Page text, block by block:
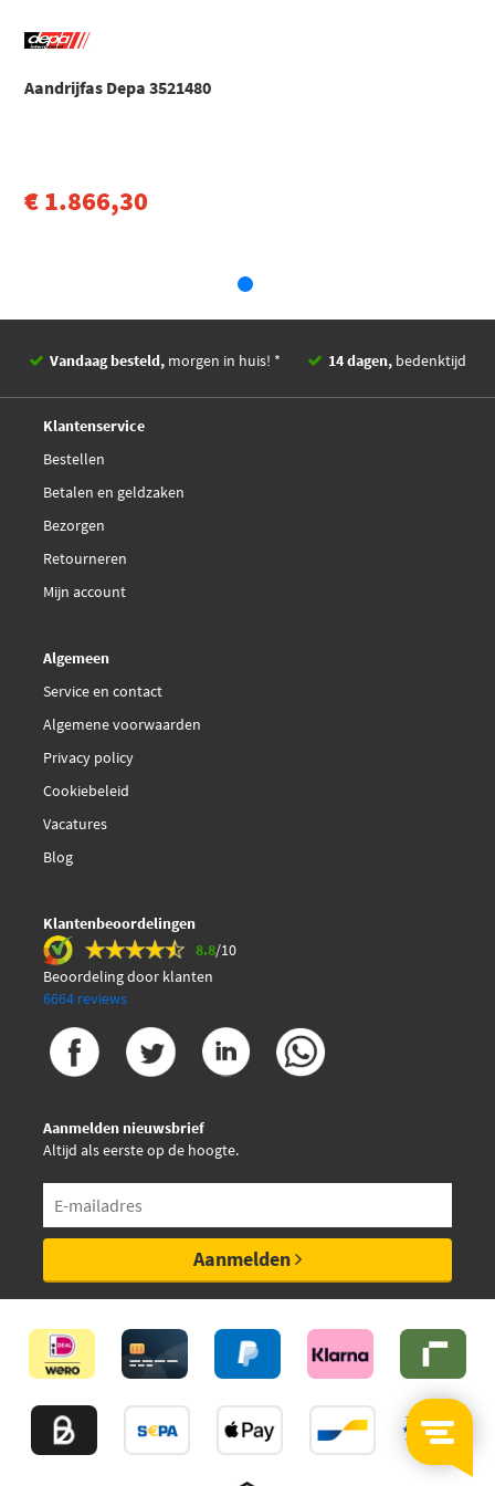
Aandrijfas Depa 3521480
€ 1.866,30
Vandaag besteld, morgen in huis! * 14 dagen, bedenktijd
Klantenservice
Bestellen
Betalen en geldzaken
Bezorgen
Retourneren
Mijn account
Algemeen
Service en contact
Algemene voorwaarden
Privacy policy
Cookiebeleid
Vacatures
Blog
Klantenbeoordelingen
8.8/10
Beoordeling door klanten
6664 reviews
Aanmelden nieuwsbrief
Altijd als eerste op de hoogte.
Aanmelden